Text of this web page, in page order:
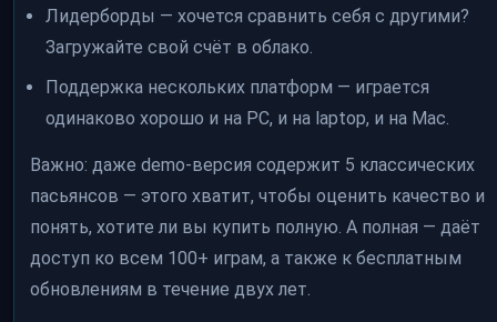
Лидерборды — хочется сравнить себя с другими?
Загружайте свой счёт в облако.
Поддержка нескольких платформ — играется
одинаково хорошо и на PC, и на laptop, и на Mac.
Важно: даже demo-версия содержит 5 классических
пасьянсов — этого хватит, чтобы оценить качество и
понять, хотите ли вы купить полную. А полная — даёт
доступ ко всем 100+ играм, а также к бесплатным
обновлениям в течение двух лет.